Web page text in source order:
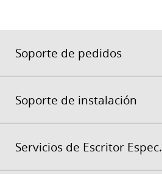
Soporte de pedidos
Soporte de instalación
Servicios de Escritor Espec.